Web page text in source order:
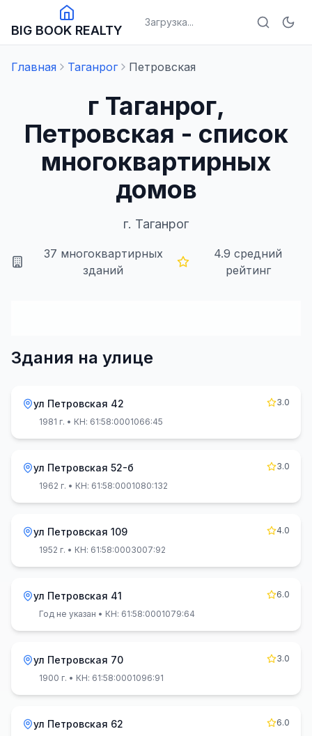
BIG BOOK REALTY
Загрузка...
Главная Таганрог Петровская
г Таганрог,
Петровская - список
многоквартирных
домов
г. Таганрог
37 многоквартирных
зданий
4.9 средний
рейтинг
Здания на улице
ул Петровская 42
3.0
1981 г. • КН: 61:58:0001066:45
ул Петровская 52-б
3.0
1962 г. • КН: 61:58:0001080:132
ул Петровская 109
4.0
1952 г. • КН: 61:58:0003007:92
ул Петровская 41
6.0
Год не указан • КН: 61:58:0001079:64
ул Петровская 70
3.0
1900 г. • КН: 61:58:0001096:91
ул Петровская 62
6.0